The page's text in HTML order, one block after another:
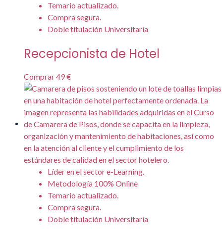
Temario actualizado.
Compra segura.
Doble titulación Universitaria
Recepcionista de Hotel
Comprar49 €
Líder en el sector e-Learning.
Metodología 100% Online
Temario actualizado.
Compra segura.
Doble titulación Universitaria